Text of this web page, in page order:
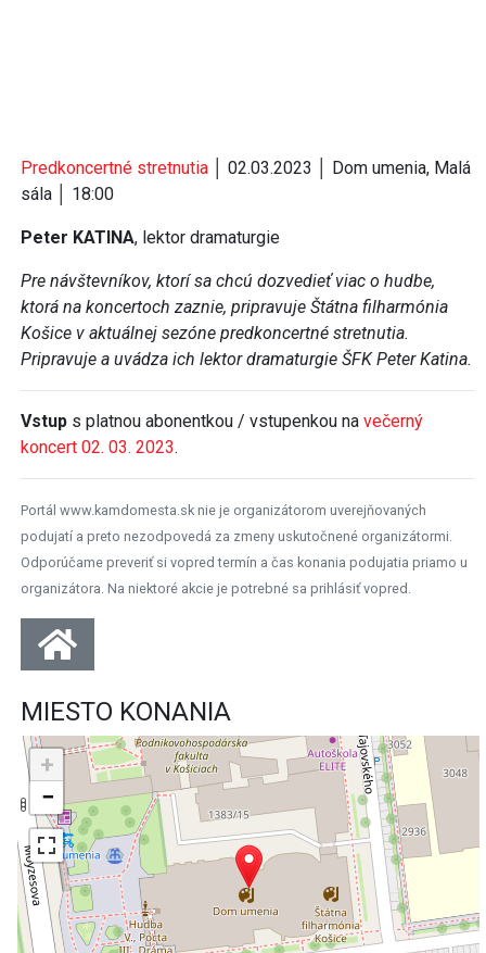
Predkoncertné stretnutia │ 02.03.2023 │ Dom umenia, Malá
sála │ 18:00
Peter KATINA, lektor dramaturgie
Pre návštevníkov, ktorí sa chcú dozvedieť viac o hudbe,
ktorá na koncertoch zaznie, pripravuje Štátna filharmónia
Košice v aktuálnej sezóne predkoncertné stretnutia.
Pripravuje a uvádza ich lektor dramaturgie ŠFK Peter Katina.
Vstup s platnou abonentkou / vstupenkou na večerný
koncert 02. 03. 2023.
Portál www.kamdomesta.sk nie je organizátorom uverejňovaných
podujatí a preto nezodpovedá za zmeny uskutočnené organizátormi.
Odporúčame preveriť si vopred termín a čas konania podujatia priamo u
organizátora. Na niektoré akcie je potrebné sa prihlásiť vopred.
MIESTO KONANIA
+
−